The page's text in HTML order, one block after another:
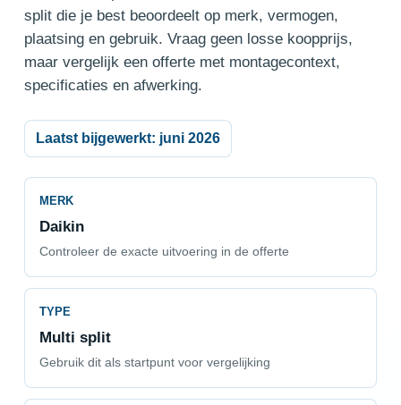
split die je best beoordeelt op merk, vermogen,
plaatsing en gebruik. Vraag geen losse koopprijs,
maar vergelijk een offerte met montagecontext,
specificaties en afwerking.
Laatst bijgewerkt: juni 2026
MERK
Daikin
Controleer de exacte uitvoering in de offerte
TYPE
Multi split
Gebruik dit als startpunt voor vergelijking